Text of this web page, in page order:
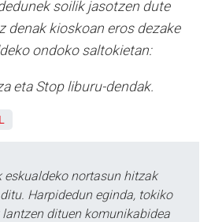
soilik jasotzen dute
denak kioskoan eros dezake
ondoko saltokietan:
eta Stop liburu-dendak.
eskualdeko nortasun hitzak
Harpidedun eginda, tokiko
dituen komunikabidea